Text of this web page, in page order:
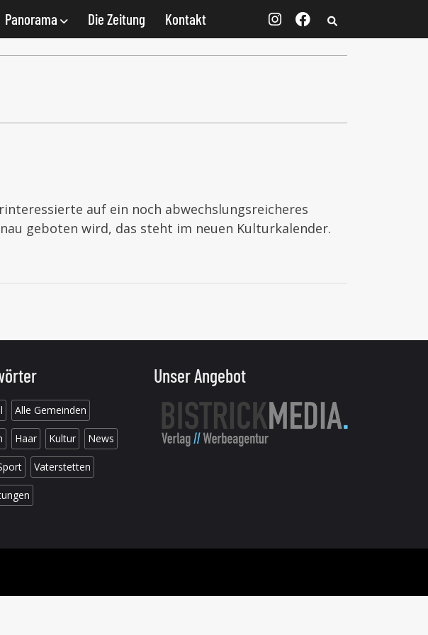
Panorama Die Zeitung Kontakt
auf ein noch abwechslungsreicheres
geboten wird, das steht im neuen Kulturkalender.
Alle Gemeinden
Haar Kultur News
Vaterstetten
Unser Angebot